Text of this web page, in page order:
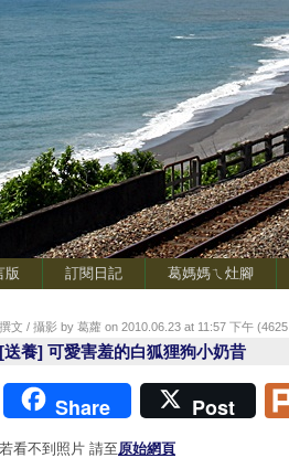
版 訂閱日記 葛媽媽ㄟ灶腳
撰文 / 攝影 by 葛蘿 on 2010.06.23 at 11:57 下午 (4625
[送養] 可愛害羞的白狐狸狗小奶昔
Share Post
若看不到照片 請至原始網頁